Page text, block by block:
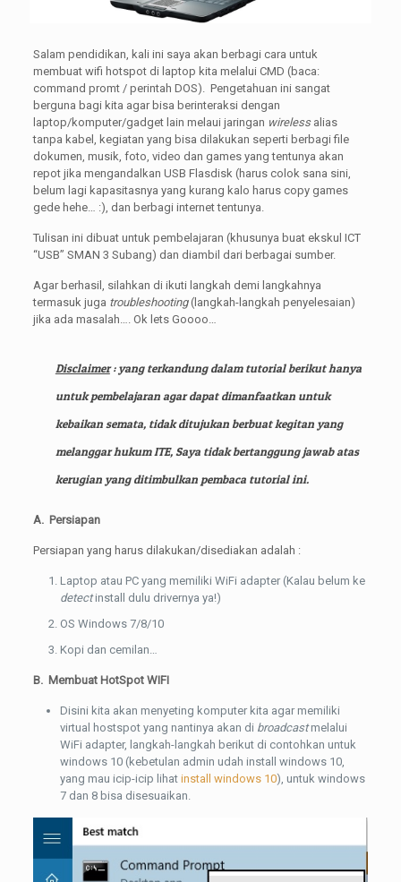
Salam pendidikan, kali ini saya akan berbagi cara untuk
membuat wifi hotspot di laptop kita melalui CMD (baca:
command promt / perintah DOS). Pengetahuan ini sangat
berguna bagi kita agar bisa berinteraksi dengan
laptop/komputer/gadget lain melaui jaringan wireless alias
tanpa kabel, kegiatan yang bisa dilakukan seperti berbagi file
dokumen, musik, foto, video dan games yang tentunya akan
repot jika mengandalkan USB Flasdisk (harus colok sana sini,
belum lagi kapasitasnya yang kurang kalo harus copy games
gede hehe… :), dan berbagi internet tentunya.
Tulisan ini dibuat untuk pembelajaran (khusunya buat ekskul ICT
“USB” SMAN 3 Subang) dan diambil dari berbagai sumber.
Agar berhasil, silahkan di ikuti langkah demi langkahnya
termasuk juga troubleshooting(langkah-langkah penyelesaian)
jika ada masalah…. Ok lets Goooo…
Disclaimer: yang terkandung dalam tutorial berikut hanya
untuk pembelajaran agar dapat dimanfaatkan untuk
kebaikan semata, tidak ditujukan berbuat kegitan yang
melanggar hukum ITE, Saya tidak bertanggung jawab atas
kerugian yang ditimbulkan pembaca tutorial ini.
A. Persiapan
Persiapan yang harus dilakukan/disediakan adalah :
Laptop atau PC yang memiliki WiFi adapter (Kalau belum ke
detectinstall dulu drivernya ya!)
OS Windows 7/8/10
Kopi dan cemilan…
B. Membuat HotSpot WIFI
Disini kita akan menyeting komputer kita agar memiliki
virtual hostspot yang nantinya akan di broadcastmelalui
WiFi adapter, langkah-langkah berikut di contohkan untuk
windows 10 (kebetulan admin udah install windows 10,
yang mau icip-icip lihat install windows 10), untuk windows
7 dan 8 bisa disesuaikan.